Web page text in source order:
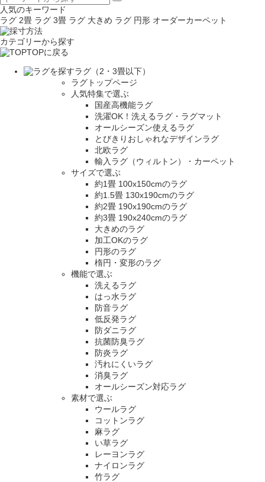
人気のキーワード
ラグ 2畳 ラグ 3畳 ラグ 大きめ ラグ 円形 オーダーカーペット
カテゴリーから探す
TOPに戻る
ラグ（2・3畳以下）
ラグトップページ
人気特集で選ぶ
国産高機能ラグ
洗濯OK！洗えるラグ・ラグマット
オールシーズン使えるラグ
とびきりおしゃれなデザインラグ
北欧ラグ
輸入ラグ（ウィルトン）・カーペット
サイズで選ぶ
約1畳 100x150cmのラグ
約1.5畳 130x190cmのラグ
約2畳 190x190cmのラグ
約3畳 190x240cmのラグ
大きめのラグ
加工OKのラグ
円形のラグ
楕円・変形のラグ
機能で選ぶ
洗えるラグ
はっ水ラグ
防音ラグ
低反発ラグ
防ダニラグ
抗菌防臭ラグ
防炎ラグ
汚れにくいラグ
消臭ラグ
オールシーズン対応ラグ
素材で選ぶ
ウールラグ
コットンラグ
麻ラグ
い草ラグ
レーヨンラグ
ナイロンラグ
竹ラグ